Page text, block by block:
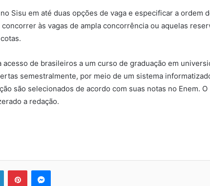
Sisu em até duas opções de vaga e especificar a ordem
às vagas de ampla concorrência ou aquelas
acesso de brasileiros a um curso de graduação em
semestralmente, por meio de um sistema
são selecionados de acordo com suas notas no Enem. O
a redação.
LinkedinPinterestMessenger